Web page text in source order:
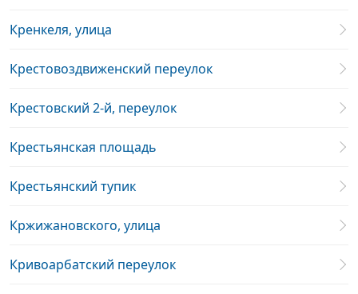
Кренкеля, улица
Крестовоздвиженский переулок
Крестовский 2-й, переулок
Крестьянская площадь
Крестьянский тупик
Кржижановского, улица
Кривоарбатский переулок